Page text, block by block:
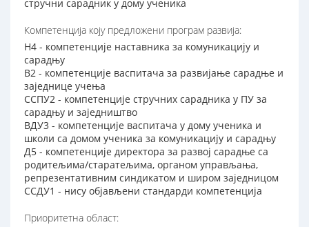
стручни сарадник у дому ученика
Компетенција коју предложени програм развија:
Н4 - компетенције наставника за комуникацију и
сарадњу
В2 - компетенције васпитача за развијање сарадње и
заједнице учења
ССПУ2 - компетенције стручних сарадника у ПУ за
сарадњу и заједништво
ВДУ3 - компетенције васпитача у дому ученика и
школи са домом ученика за комуникацију и сарадњу
Д5 - компетенције директора за развој сарадње са
родитељима/старатељима, органом управљања,
репрезентативним синдикатом и широм заједницом
ССДУ1 - нису објављени стандарди компетенција
Приоритетна област: